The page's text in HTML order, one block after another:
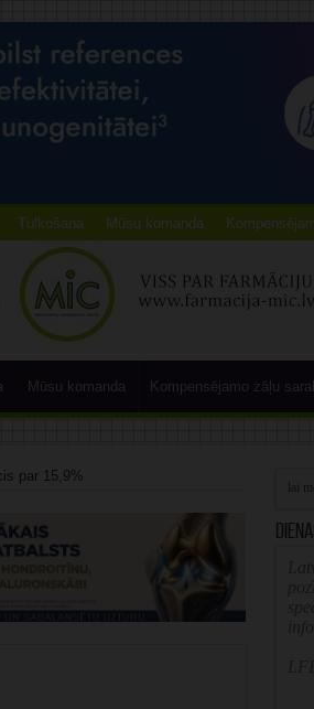
Tulkošana Mūsu komanda
Mūsu komanda Kompensējamo zāļu
par 15,9%